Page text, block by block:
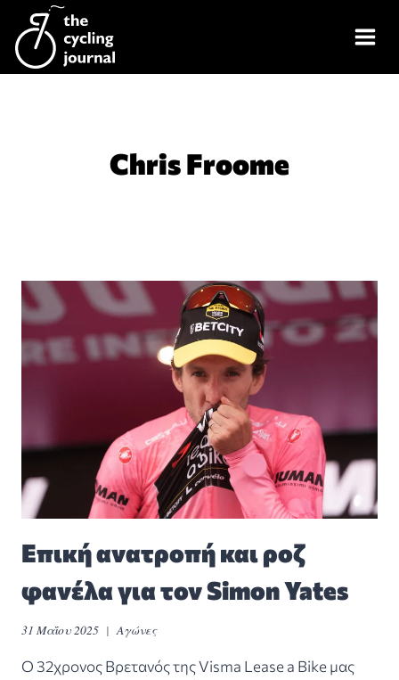
content
Chris Froome
Επική ανατροπή και ροζ
φανέλα για τον Simon Yates
31 Μαΐου 2025 Αγώνες
Ο 32χρονος Βρετανός της Visma Lease a Bike μας